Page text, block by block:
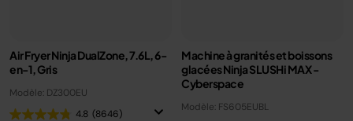
Air Fryer Ninja DualZone, 7.6L, 6-
en-1, Gris
Modèle: DZ300EU
4.8 (8646)
Machine à granités et boissons
glacées Ninja SLUSHi MAX -
Cyberspace
Modèle: FS605EUBL